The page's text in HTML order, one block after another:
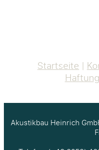
Startseite
Akustikbau Heinrich